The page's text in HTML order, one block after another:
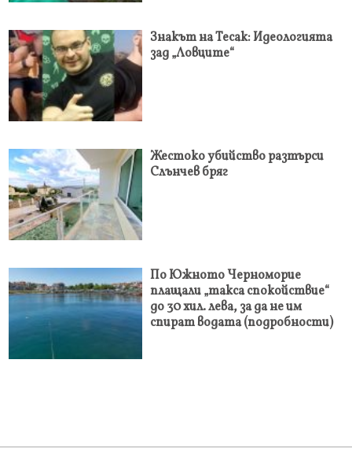
Знакът на Тесак: Идеологията
зад „Ловците“
Жестоко убийство разтърси
Слънчев бряг
По Южното Черноморие
плащали „такса спокойствие“
до 30 хил. лева, за да не им
спират водата (подробности)